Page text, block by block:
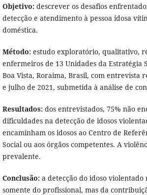
Objetivo: descrever os desafios
detecção e atendimento à pessoa idosa
doméstica.
Método: estudo exploratório, qualitativo,
enfermeiros de 13 Unidades da Estratégia
Boa Vista, Roraima, Brasil, com entrevista
e julho de 2021, submetida à análise de
Resultados: dos entrevistados, 75% não
dificuldades na detecção de idosos
encaminham os idosos ao Centro de
Social ou aos órgãos competentes. A
prevalente.
Conclusão: a detecção do idoso violentado
somente do profissional, mas da